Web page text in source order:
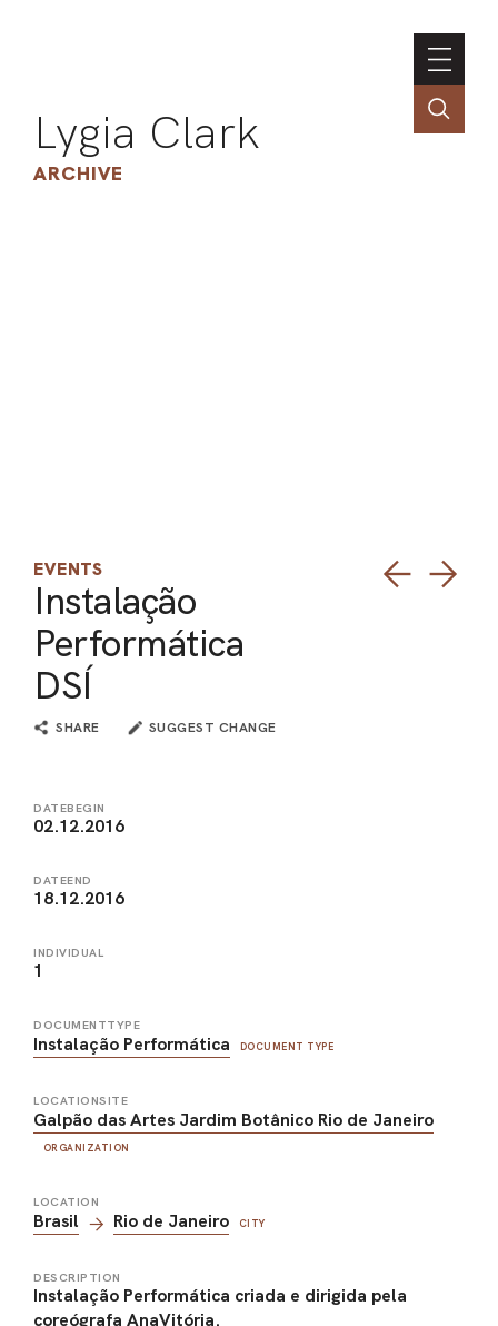
Lygia Clark
ARCHIVE
EVENTS
Instalação
Performática
DSÍ
SHARE SUGGEST CHANGE
DATEBEGIN
02.12.2016
DATEEND
18.12.2016
INDIVIDUAL
1
DOCUMENTTYPE
Instalação Performática DOCUMENT TYPE
LOCATIONSITE
Galpão das Artes Jardim Botânico Rio de Janeiro
ORGANIZATION
LOCATION
Brasil Rio de Janeiro CITY
DESCRIPTION
Instalação Performática criada e dirigida pela
coreógrafa AnaVitória.